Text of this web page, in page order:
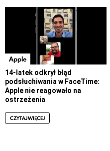
Apple
14-latek odkrył błąd
podsłuchiwania w FaceTime:
Apple nie reagowało na
ostrzeżenia
CZYTAJ WIĘCEJ